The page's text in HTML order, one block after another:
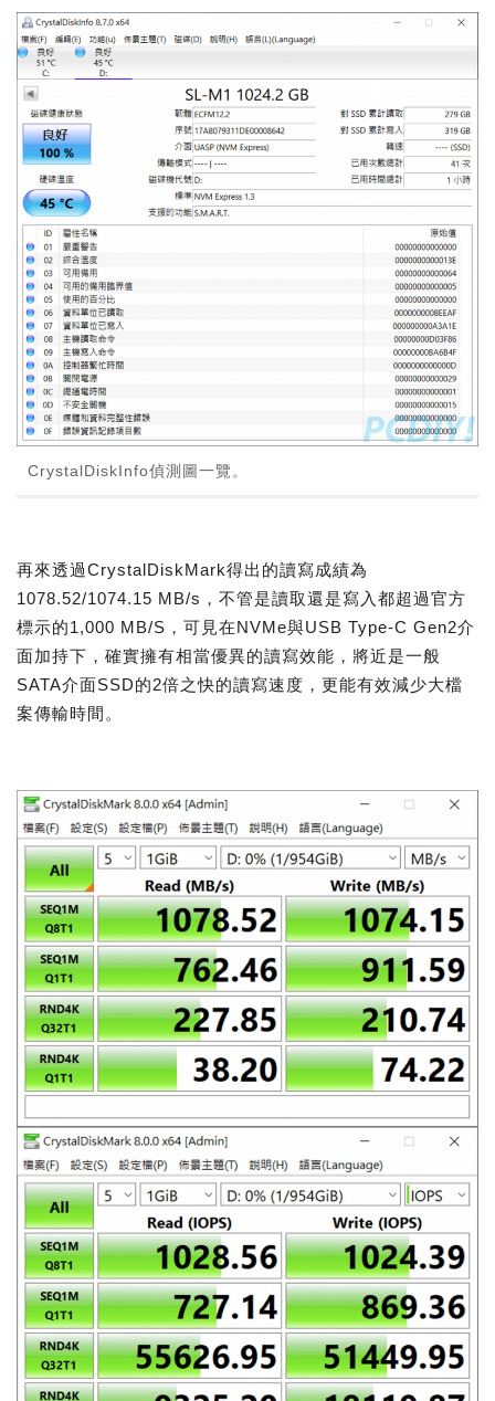
CrystalDiskInfo偵測圖一覽。
再來透過CrystalDiskMark得出的讀寫成績為
1078.52/1074.15 MB/s，不管是讀取還是寫入都超過官方
標示的1,000 MB/S，可見在NVMe與USB Type-C Gen2介
面加持下，確實擁有相當優異的讀寫效能，將近是一般
SATA介面SSD的2倍之快的讀寫速度，更能有效減少大檔
案傳輸時間。